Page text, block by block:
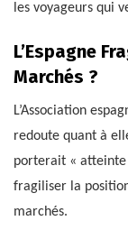
les voyageurs qui
L’Espagne
Marchés ?
L’Association
redoute quant à
porterait « atteinte
fragiliser la
marchés.